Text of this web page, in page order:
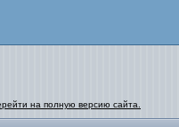
на полную версию сайта.